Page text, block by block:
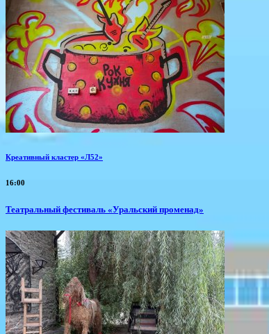
Креативный кластер «Л52»
16:00
Театральный фестиваль «Уральский променад»